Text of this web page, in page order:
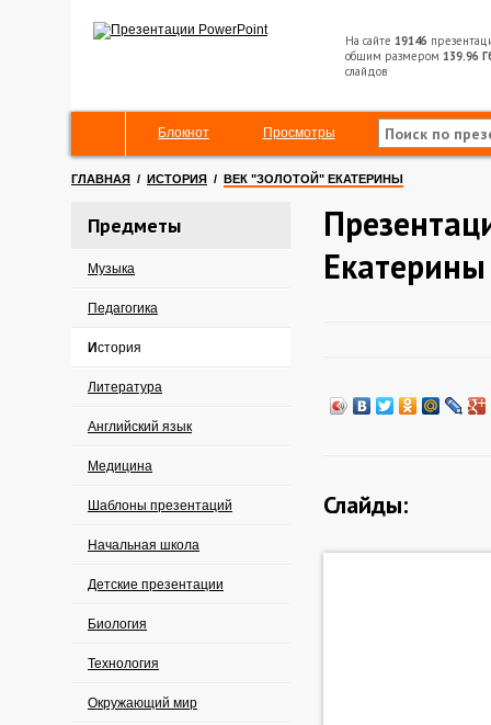
На сайте 19146
общим размером 139.96
слайдов
Блокнот Просмотры
ГЛАВНАЯ / ИСТОРИЯ / ВЕК "ЗОЛОТОЙ" ЕКАТЕРИНЫ
Предметы
Музыка
Педагогика
История
Литература
Английский язык
Медицина
Шаблоны презентаций
Начальная школа
Детские презентации
Биология
Технология
Окружающий мир
Екатерины
Слайды: